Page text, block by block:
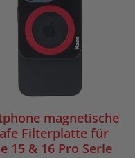
magnetische
Filterplatte für
15 & 16 Pro Serie